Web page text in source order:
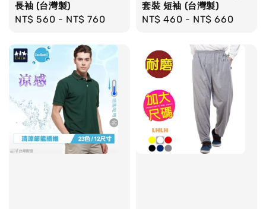
長袖 (台灣製)
Regular
NT$ 560 - NT$ 760
套裝 短袖 (台灣製)
Regular
NT$ 460 - NT$ 660